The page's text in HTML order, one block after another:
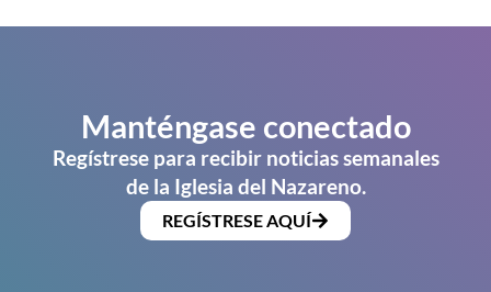
Manténgase conectado
Regístrese para recibir noticias semanales
de la Iglesia del Nazareno.
REGÍSTRESE AQUÍ